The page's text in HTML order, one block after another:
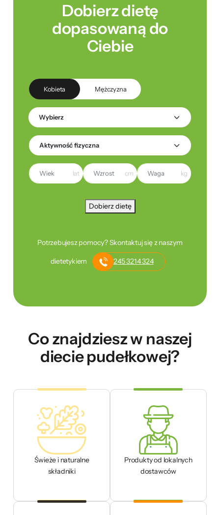
Dobierz dietę
dopasowaną do
Ciebie
Kobieta Mężczyzna
lat cm kg
Dobierz dietę
Potrzebujesz pomocy? Skontaktuj się z naszym
dietetykiem 245 3214 324
Co znajdziesz w naszej
diecie pudełkowej?
Świeże i naturalne
składniki
Produkty od lokalnych
dostawców